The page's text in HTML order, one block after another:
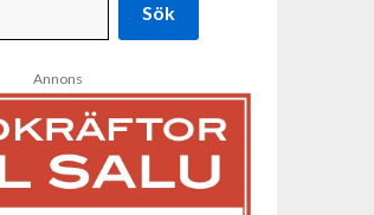
Sök
Annons